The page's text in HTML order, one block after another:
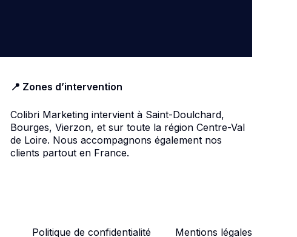
📍 Zones d’intervention
Colibri Marketing intervient à Saint-Doulchard,
Bourges, Vierzon, et sur toute la région Centre-Val
de Loire. Nous accompagnons également nos
clients partout en France.
Politique de confidentialité Mentions légales